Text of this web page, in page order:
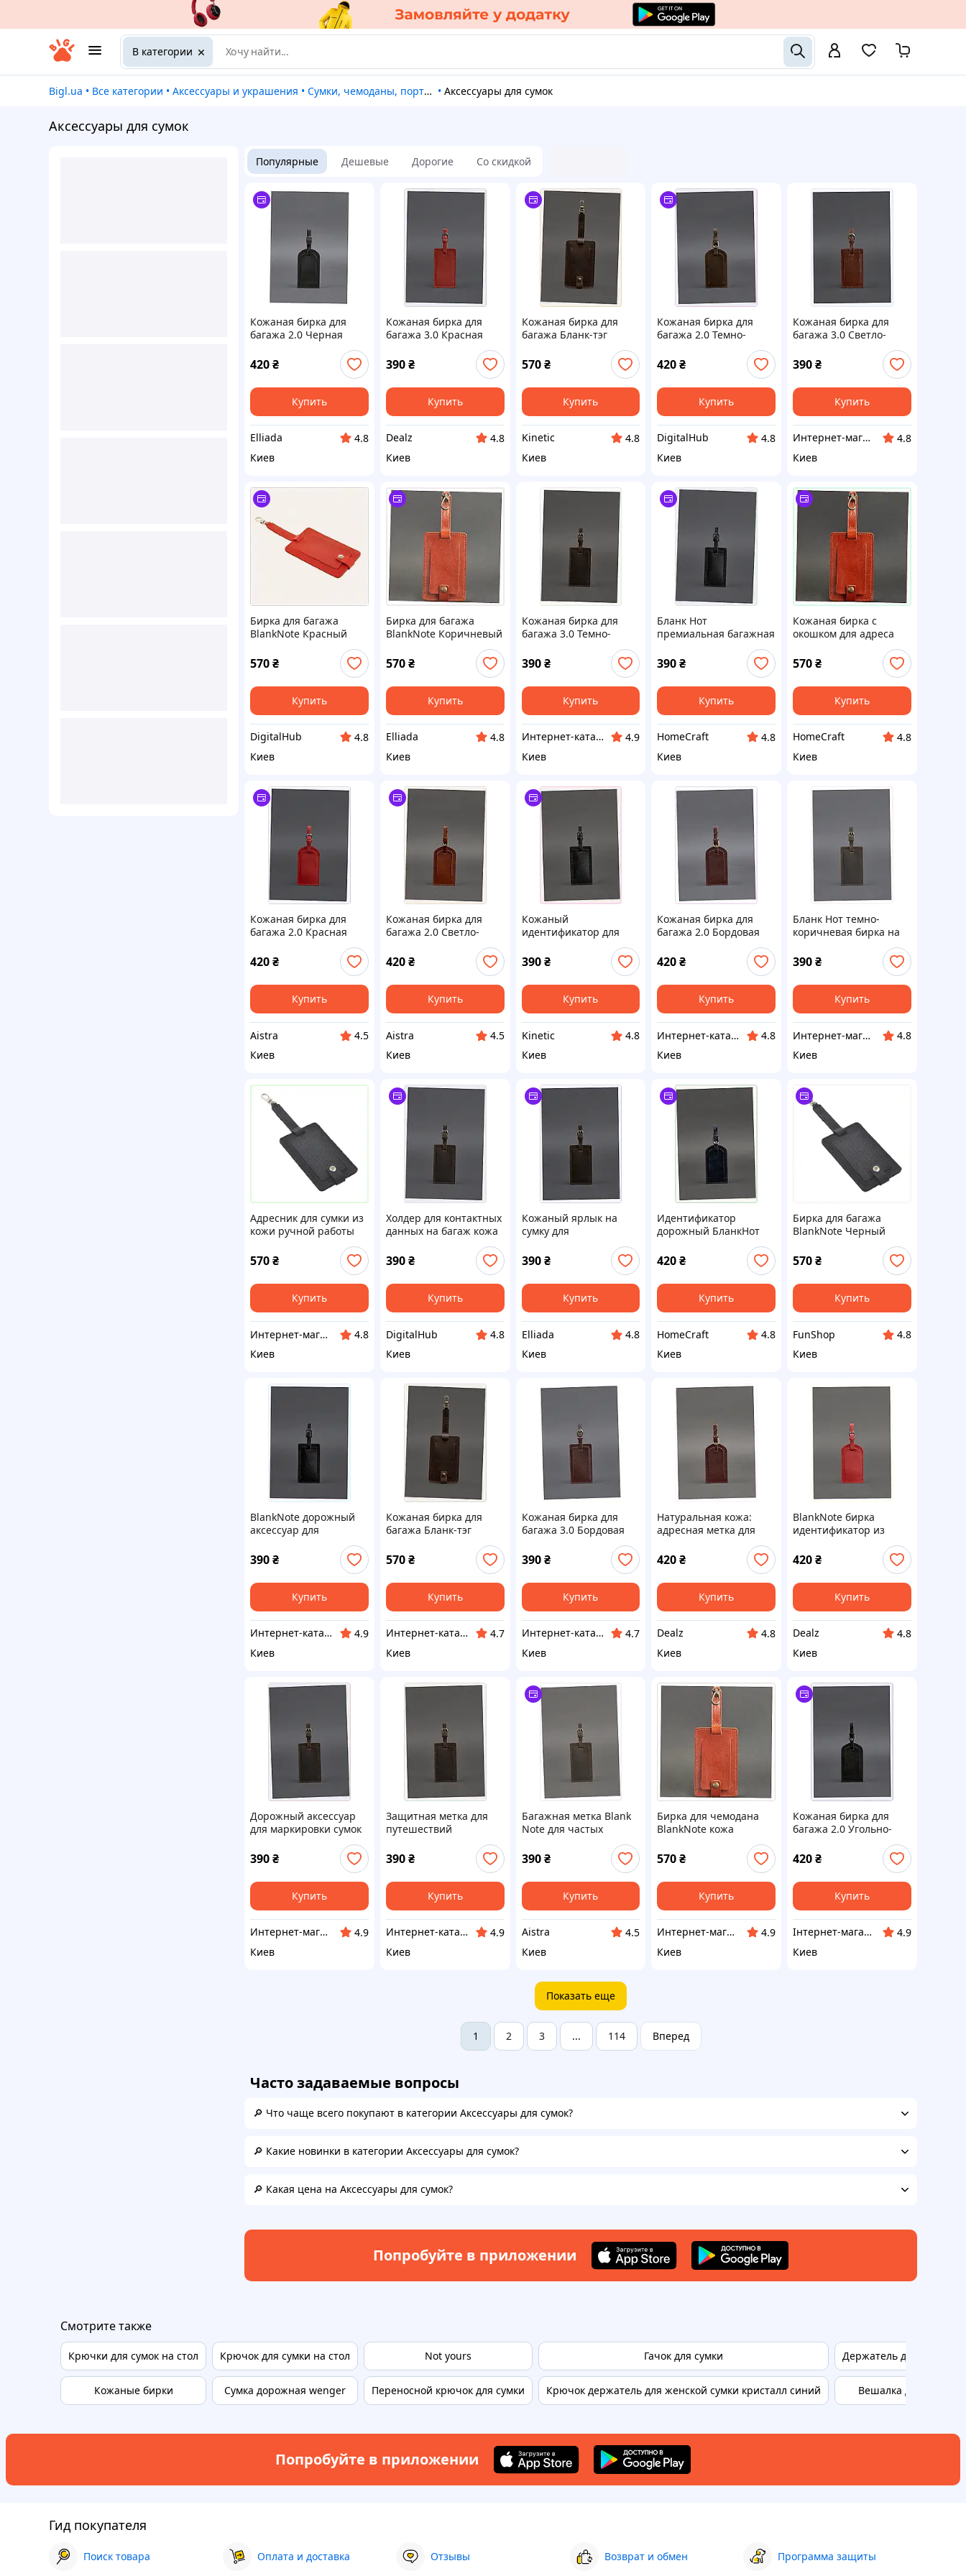
В категории
Bigl.ua • Все категории • Аксессуары и украшения • Сумки, чемоданы, портфели • Аксессуары для сумок
Аксессуары для сумок
Популярные Дешевые Дорогие Со скидкой
Кожаная бирка для
багажа 2.0 Черная
Crazy Horse BlankNote,
8TX321700E
420₴
Купить
Elliada
4.8
Киев
Кожаная бирка для
багажа 3.0 Красная
BlankNote 8C3K21714
390₴
Купить
Dealz
4.8
Киев
Кожаная бирка для
багажа Бланк-тэг
Crazy Horse BlankNote,
832B186K1
570 ₴
Купить
Kinetic
4.8
Киев
Кожаная бирка для
багажа 2.0 Темно-
Horse BlankNote,
8321MM701
420₴
Купить
DigitalHub
4.8
Киев
Кожаная бирка для
багажа 3.0 Светло-
коричневая BlankNote,
832E17B09M
390₴
Купить
Интернет-магазин TVOЁ
4.8
Киев
Бирка для багажа
BlankNote Красный
570₴
Купить
DigitalHub
4.8
Киев
Бирка для багажа
BlankNote Коричневый
570₴
Купить
Elliada
4.8
Киев
Кожаная бирка для
багажа 3.0 Темно-
Horse BlankNote
83K21C711
390 ₴
Купить
Инте​рнет​-кат​алог ск​​идок "BAGSPACE"
4.9
Киев
Бланк Нот
премиальная багажная
83217A07C
390₴
Купить
HomeCraft
4.8
Киев
Кожаная бирка с
окошком для адреса
BlankNote, 3TH12871M
570₴
Купить
HomeCraft
4.8
Киев
Кожаная бирка для
багажа 2.0 Красная
BlankNote 8321X7P06
420₴
Купить
Aistra
4.5
Киев
Кожаная бирка для
багажа 2.0 Светло-
коричневая BlankNote
832K1P702
420₴
Купить
Aistra
4.5
Киев
Кожаный
идентификатор для
ручной клади 115х65
EB8321707
390 ₴
Купить
Kinetic
4.8
Киев
Кожаная бирка для
багажа 2.0 Бордовая
8M3E21699C
420₴
Купить
Интер​нет-ка​т​ал​​ог ски​​д​ок "МОДНИК"
4.8
Киев
Бланк Нот темно-
коричневая бирка на
8A32171C1
390₴
Купить
Интернет-магазин TVOЁ
4.8
Киев
Адресник для сумки из
кожи ручной работы
570₴
Купить
Интернет-магазин TVOЁ
4.8
Киев
Холдер для контактных
данных на багаж кожа
8321B7E11M
390₴
Купить
DigitalHub
4.8
Киев
Кожаный ярлык на
сумку для
БланкНот C8C321711
390 ₴
Купить
Elliada
4.8
Киев
Идентификатор
дорожный БланкНот
83AE2169E6
420₴
Купить
HomeCraft
4.8
Киев
Бирка для багажа
BlankNote Черный
570₴
Купить
FunShop
4.8
Киев
BlankNote дорожный
аксессуар для
8321E70H7
390₴
Купить
Инте​рнет​-кат​алог ск​​идок "BAGSPACE"
4.9
Киев
Кожаная бирка для
багажа Бланк-тэг
Crazy Horse BlankNote,
X832A1861
570₴
Купить
Интернет-каталог скидок "Гривна Маркет"
4.7
Киев
Кожаная бирка для
багажа 3.0 Бордовая
832P17M13
390 ₴
Купить
Интернет-каталог скидок "Гривна Маркет"
4.7
Киев
Натуральная кожа:
адресная метка для
832169C9X
420₴
Купить
Dealz
4.8
Киев
BlankNote бирка
идентификатор из
MX83217T06
420₴
Купить
Dealz
4.8
Киев
Дорожный аксессуар
для маркировки сумок
B83217M1B1
390₴
Купить
Интернет-магазин "SmartShop"
4.9
Киев
Защитная метка для
путешествий
коричневая Бланк Нот,
8321P711EB
390₴
Купить
Интерн​ет-кат​а​л​ог ск​​и​до​к "GALANTI"
4.9
Киев
Багажная метка Blank
Note для частых
8K3217BC11
390 ₴
Купить
Aistra
4.5
Киев
Бирка для чемодана
BlankNote кожа
коричневая 31287T1PT
570₴
Купить
Интернет-магазин "SmartShop"
4.9
Киев
Кожаная бирка для
багажа 2.0 Угольно-
HTE8321697
420₴
Купить
Інтернет-магазин NeonLemon
4.9
Киев
Показать еще
1 2 3 ... 114 Вперед
Часто задаваемые вопросы
🔎 Что чаще всего покупают в категории Аксессуары для сумок?
🔎 Какие новинки в категории Аксессуары для сумок?
🔎 Какая цена на Аксессуары для сумок?
Попробуйте в приложении
Смотрите также
Крючки для сумок на стол
Кожаные бирки
Крючок для сумки на стол
Сумка дорожная wenger
Not yours
Переносной крючок для сумки
Гачок для сумки
Крючок держатель для женской сумки кристалл синий
Держатель для сумок
Вешалка для сумки
Попробуйте в приложении
Гид покупателя
Поиск товара Оплата и доставка Отзывы Возврат и обмен Программа защиты